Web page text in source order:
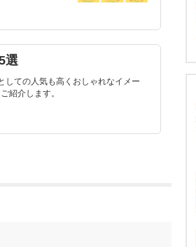
選
しての人気も高くおしゃれなイメー
紹介します。